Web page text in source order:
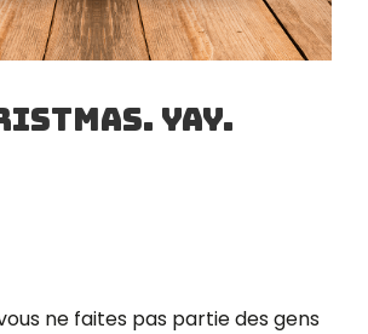
Yay.
ne faites pas partie des gens